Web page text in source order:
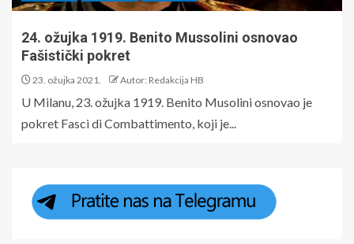
24. ožujka 1919. Benito Mussolini osnovao
Fašistički pokret
23. ožujka 2021. Autor: Redakcija HB
U Milanu, 23. ožujka 1919. Benito Musolini osnovao je
pokret Fasci di Combattimento, koji je...